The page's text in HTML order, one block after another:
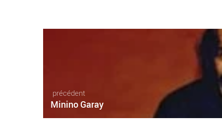
précédent
Minino Garay